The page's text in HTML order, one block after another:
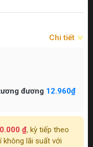
Chi tiết
đương 12.960₫
₫, kỳ tiếp theo
không lãi suất với